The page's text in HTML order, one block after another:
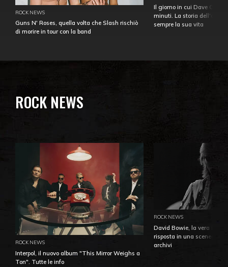
ROCK NEWS
Guns N' Roses, quella volta che Slash rischiò
di morire in tour con la band
Il giorno in cui Dave
minuti. La storia
sempre la sua vita
ROCK NEWS
ROCK NEWS
Interpol, il nuovo album "This Mirror Weighs a
Ton". Tutte le info
ROCK NEWS
David Bowie, la vera
risposta in una
archivi